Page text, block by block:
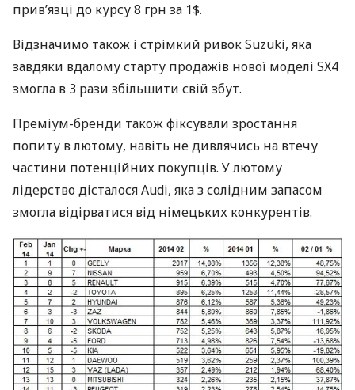
прив’язці до курсу 8 грн за 1$.
Відзначимо також і стрімкий ривок Suzuki, яка
завдяки вдалому старту продажів нової моделі SX4
змогла в 3 рази збільшити свій збут.
Преміум-бренди також фіксували зростання
попиту в лютому, навіть не дивлячись на втечу
частини потенційних покупців. У лютому
лідерство дісталося Audi, яка з солідним запасом
змогла відірватися від німецьких конкурентів.